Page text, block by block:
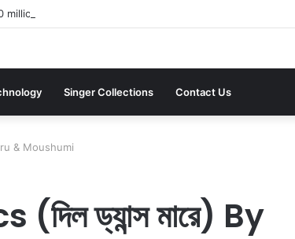
million investment in Kyiv’s landmark properties
Singer Collections Contact Us
& Moushumi
ড্যান্স মারে) By